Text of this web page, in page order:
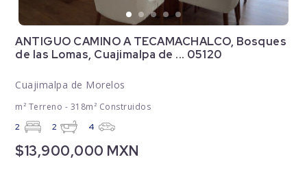
ANTIGUO CAMINO A TECAMACHALCO, Bosques
de las Lomas, Cuajimalpa de ... 05120
Cuajimalpa de Morelos
m² Terreno - 318m² Construidos
2 2 4
$13,900,000 MXN